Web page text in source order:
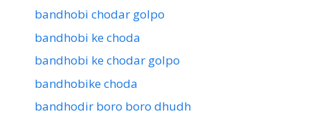
bandhobi chodar golpo
bandhobi ke choda
bandhobi ke chodar golpo
bandhobike choda
bandhodir boro boro dhudh